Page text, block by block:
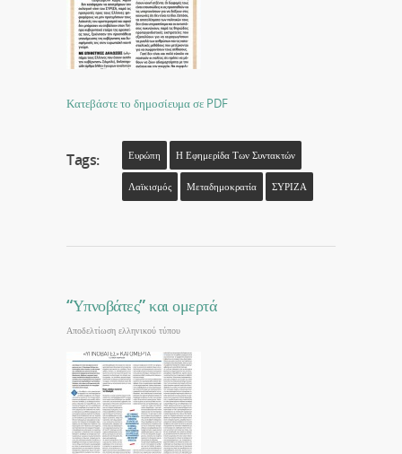
Κατεβάστε το δημοσίευμα σε PDF
Tags: Ευρώπη Η Εφημερίδα Των Συντακτών
Λαϊκισμός Μεταδημοκρατία ΣΥΡΙΖΑ
“Υπνοβάτες” και ομερτά
Αποδελτίωση ελληνικού τύπου